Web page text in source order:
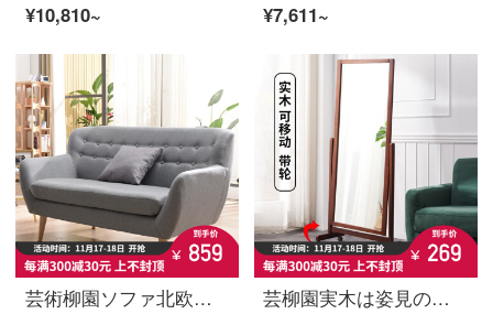
¥10,810~
¥7,611~
芸術柳園ソファ北欧客間ソファセットはシンプルで現代的な小型住宅の3人のソファと椅子の3人が無地です。
芸柳園実木は姿見の全身鏡を通して、家庭用の床につく鏡を貼って、壁の寝室の試着鏡の立体鏡を貼ることができます。